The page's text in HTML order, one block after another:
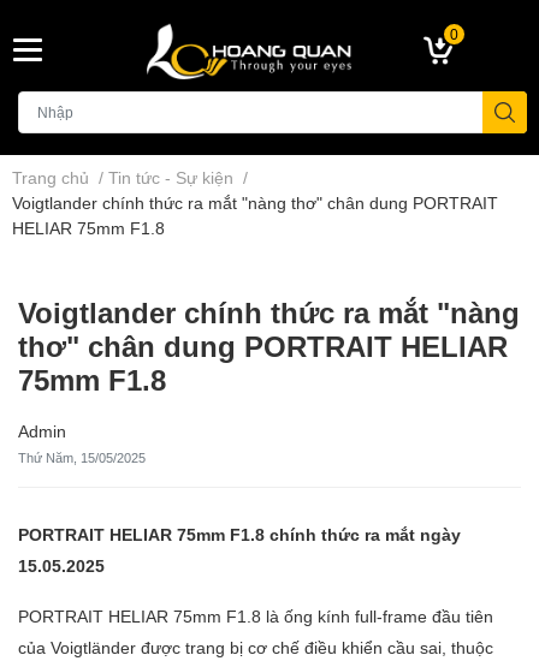
0
Trang chủ / Tin tức - Sự kiện /
Voigtlander chính thức ra mắt "nàng thơ" chân dung PORTRAIT
HELIAR 75mm F1.8
Voigtlander chính thức ra mắt "nàng
thơ" chân dung PORTRAIT HELIAR
75mm F1.8
Admin
Thứ Năm, 15/05/2025
PORTRAIT HELIAR 75mm F1.8 chính thức ra mắt ngày
15.05.2025
PORTRAIT HELIAR 75mm F1.8 là ống kính full-frame đầu tiên
của Voigtländer được trang bị cơ chế điều khiển cầu sai, thuộc